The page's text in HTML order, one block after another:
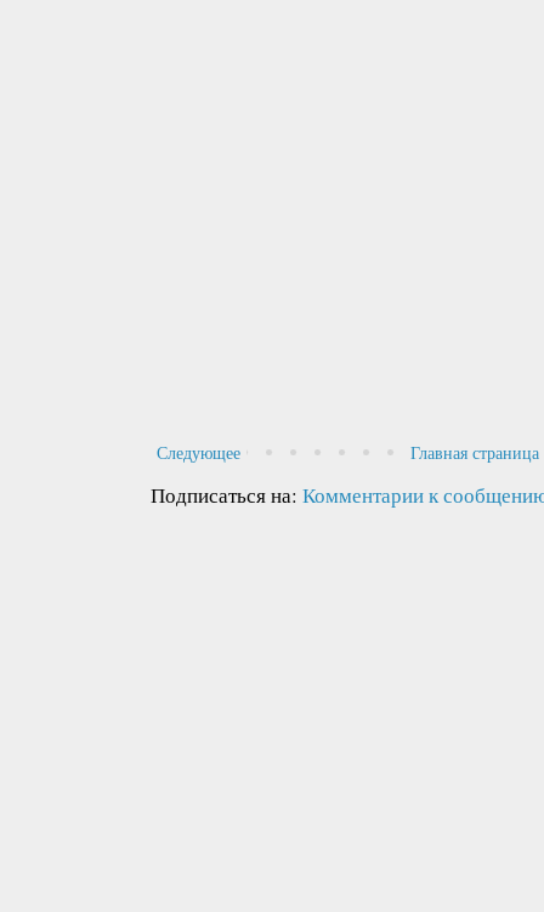
Следующее Главная страница
Подписаться на: Комментарии к